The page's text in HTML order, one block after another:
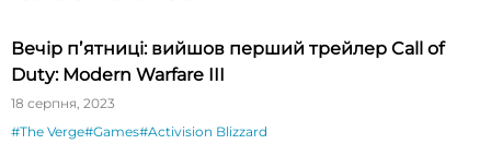
Вечір пʼятниці: вийшов перший трейлер Call of
Duty: Modern Warfare III
18 серпня, 2023
#The Verge#Games#Activision Blizzard